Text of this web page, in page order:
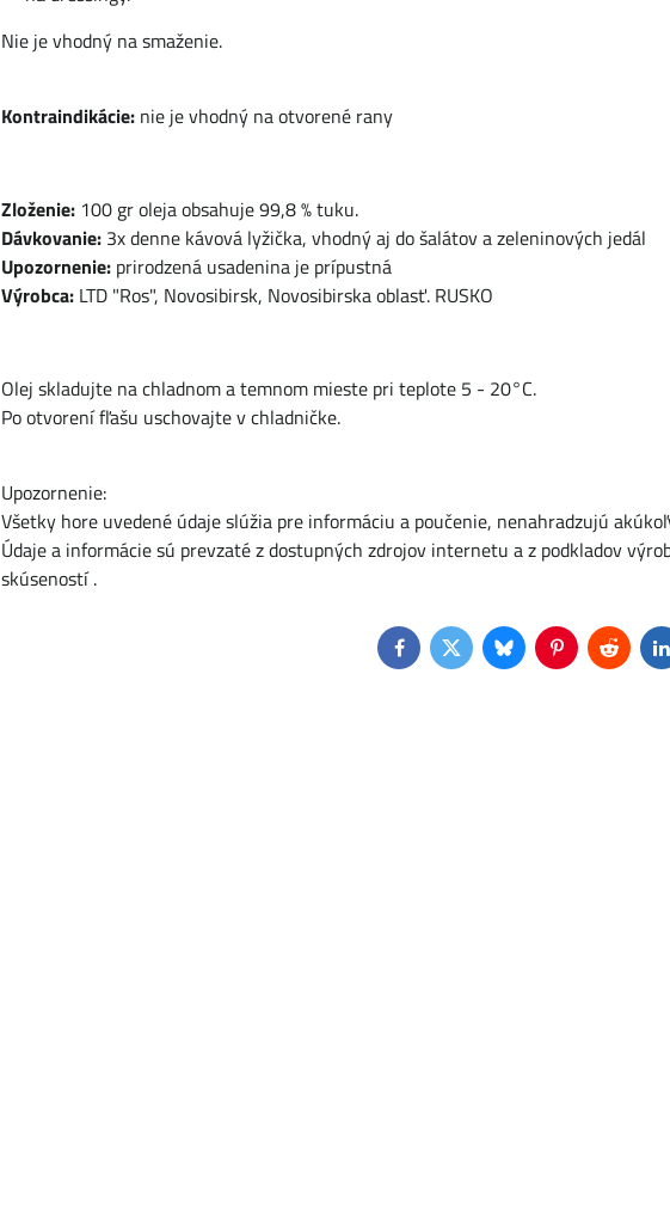
Nie je vhodný na smaženie.
Kontraindikácie: nie je vhodný na otvorené rany
Zloženie: 100 gr oleja obsahuje 99,8 % tuku.
Dávkovanie: 3x denne kávová lyžička, vhodný aj do šalátov a zeleninových jedál
Upozornenie: prirodzená usadenina je prípustná
Výrobca: LTD "Ros", Novosibirsk, Novosibirska oblasť. RUSKO
Olej skladujte na chladnom a temnom mieste pri teplote 5 - 20°C.
Po otvorení fľašu uschovajte v chladničke.
Upozornenie:
Všetky hore uvedené údaje slúžia pre informáciu a poučenie, nenahradzujú
Údaje a informácie sú prevzaté z dostupných zdrojov internetu a z podkladov
skúseností .
FacebookTwitterBlueskyPinterestReddit